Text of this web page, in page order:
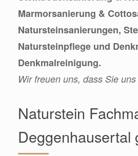
Marmorsanierung &
Natursteinsanierungen,
Natursteinpflege und
Denkmalreinigung.
Wir freuen uns, dass Sie
Naturstein
Deggenhausertal